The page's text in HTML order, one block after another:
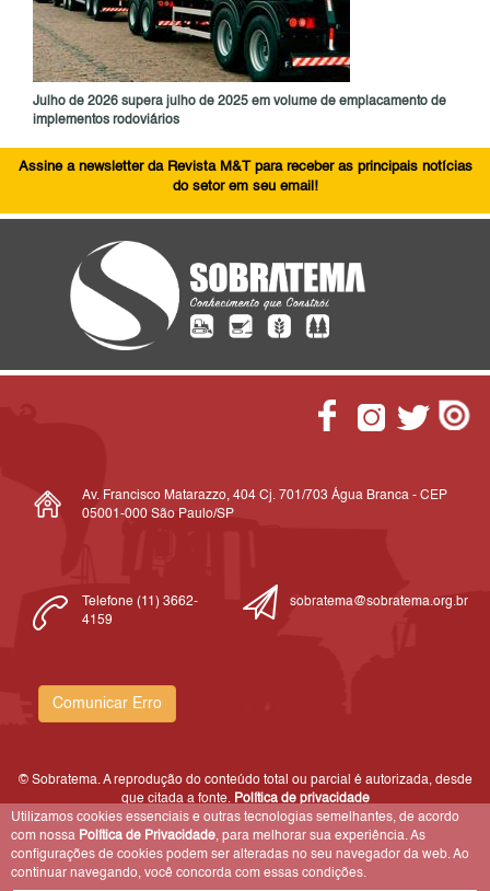
Julho de 2026 supera julho de 2025 em volume de emplacamento de
implementos rodoviários
Assine a newsletter da Revista M&T para receber as principais notícias
do setor em seu email!
Av. Francisco Matarazzo, 404 Cj. 701/703 Água Branca - CEP
05001-000 São Paulo/SP
Telefone (11) 3662-
4159
sobratema@sobratema.org.br
Comunicar Erro
© Sobratema. A reprodução do conteúdo total ou parcial é autorizada, desde
que citada a fonte. Política de privacidade
Utilizamos cookies essenciais e outras tecnologias semelhantes, de acordo
com nossa Política de Privacidade, para melhorar sua experiência. As
configurações de cookies podem ser alteradas no seu navegador da web. Ao
continuar navegando, você concorda com essas condições.